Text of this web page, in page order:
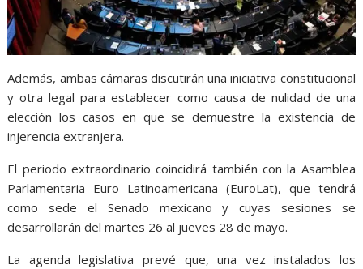
Además, ambas cámaras discutirán una iniciativa constitucional
y otra legal para establecer como causa de nulidad de una
elección los casos en que se demuestre la existencia de
injerencia extranjera.
El periodo extraordinario coincidirá también con la Asamblea
Parlamentaria Euro Latinoamericana (EuroLat), que tendrá
como sede el Senado mexicano y cuyas sesiones se
desarrollarán del martes 26 al jueves 28 de mayo.
La agenda legislativa prevé que, una vez instalados los